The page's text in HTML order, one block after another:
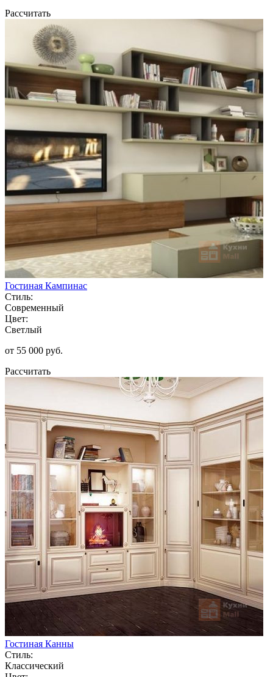
Рассчитать
Гостиная Кампинас
Стиль:
Современный
Цвет:
Светлый
от 55 000 руб.
Рассчитать
Гостиная Канны
Стиль:
Классический